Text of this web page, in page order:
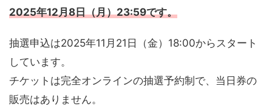
2025年12月8日（月）23:59です。
抽選申込は2025年11月21日（金）18:00からスタート
しています。
チケットは完全オンラインの抽選予約制で、当日券の
販売はありません。